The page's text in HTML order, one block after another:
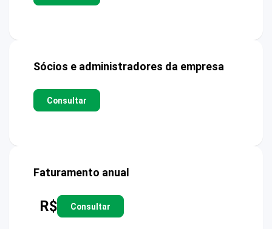
Sócios e administradores da empresa
Consultar
Faturamento anual
R$ Consultar